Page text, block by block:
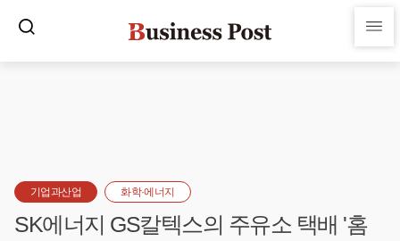
기업과산업 화학·에너지
SK에너지 GS칼텍스의 주유소 택배 '홈